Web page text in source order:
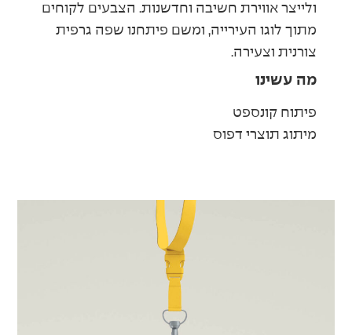
ולייצר אווירת חשיבה וחדשנות. הצבעים לקוחים
מתוך לוגו העירייה, ומשם פיתחנו שפה גרפית
צורנית וצעירה.
מה עשינו
פיתוח קונספט
מיתוג תוצרי דפוס